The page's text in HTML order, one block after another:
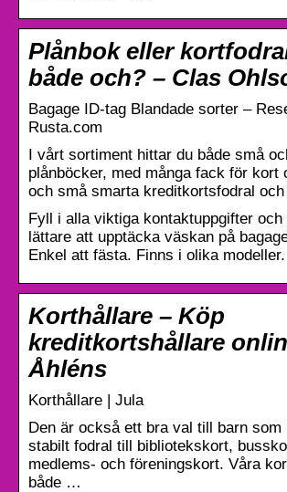
Plånbok eller
både och? – Clas
Bagage ID-tag Blandade sorter –
Rusta.com
I vårt sortiment hittar du både små
plånböcker, med många fack för kort
och små smarta kreditkortsfodral
Fyll i alla viktiga kontaktuppgifter och
lättare att upptäcka väskan på
Enkel att fästa. Finns i olika modeller.
Korthållare – Köp
kreditkortshållare
Åhléns
Korthållare | Jula
Den är också ett bra val till barn som
stabilt fodral till bibliotekskort,
medlems- och föreningskort. Våra
både …